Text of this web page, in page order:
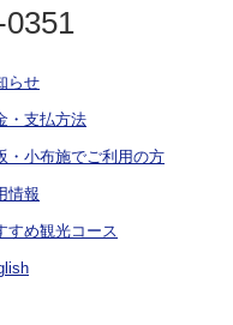
らせ
・支払方法
・小布施でご利用の方
情報
すめ観光コース